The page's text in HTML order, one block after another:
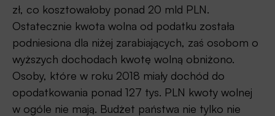
zł, co kosztowałoby ponad 20 mld PLN.
Ostatecznie kwota wolna od podatku została
podniesiona dla niżej zarabiających, zaś osobom o
wyższych dochodach kwotę wolną obniżono.
Osoby, które w roku 2018 miały dochód do
opodatkowania ponad 127 tys. PLN kwoty wolnej
w ogóle nie mają. Budżet państwa nie tylko nie